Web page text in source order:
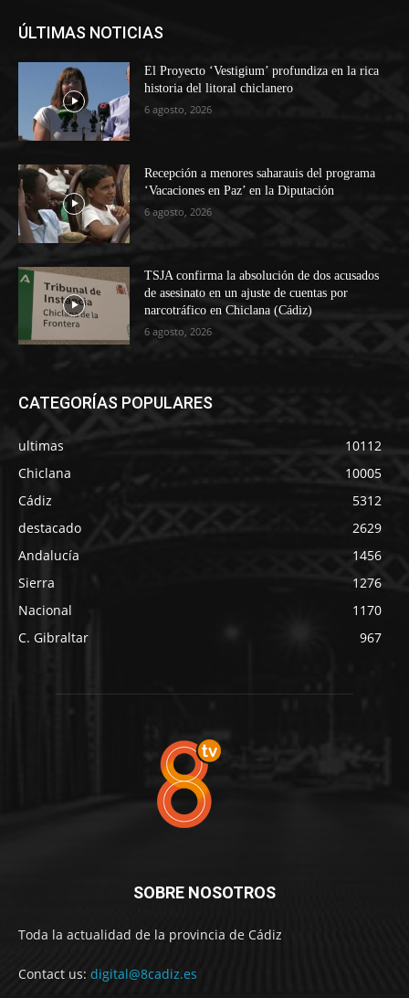
ÚLTIMAS NOTICIAS
El Proyecto ‘Vestigium’ profundiza en la rica
historia del litoral chiclanero
6 agosto, 2026
Recepción a menores saharauis del programa
‘Vacaciones en Paz’ en la Diputación
6 agosto, 2026
TSJA confirma la absolución de dos acusados
de asesinato en un ajuste de cuentas por
narcotráfico en Chiclana (Cádiz)
6 agosto, 2026
CATEGORÍAS POPULARES
ultimas
10112
Chiclana
10005
Cádiz
5312
destacado
2629
Andalucía
1456
Sierra
1276
Nacional
1170
C. Gibraltar
967
SOBRE NOSOTROS
Toda la actualidad de la provincia de Cádiz
Contact us: digital@8cadiz.es